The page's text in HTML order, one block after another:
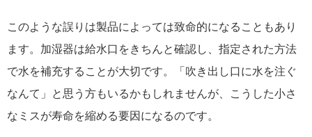
このような誤りは製品によっては致命的になることもあり
ます。加湿器は給水口をきちんと確認し、指定された方法
で水を補充することが大切です。「吹き出し口に水を注ぐ
なんて」と思う方もいるかもしれませんが、こうした小さ
なミスが寿命を縮める要因になるのです。